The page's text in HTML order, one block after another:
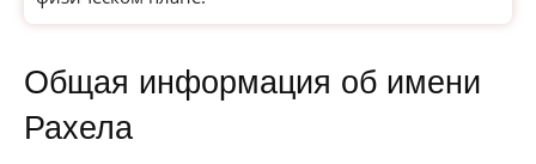
Общая информация об имени
Рахела